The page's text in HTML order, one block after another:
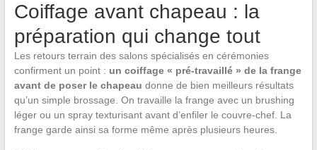
Coiffage avant chapeau : la
préparation qui change tout
Les retours terrain des salons spécialisés en cérémonies
confirment un point : un coiffage « pré-travaillé » de la frange
avant de poser le chapeau donne de bien meilleurs résultats
qu’un simple brossage. On travaille la frange avec un brushing
léger ou un spray texturisant avant d’enfiler le couvre-chef. La
frange garde ainsi sa forme même après plusieurs heures.